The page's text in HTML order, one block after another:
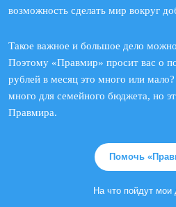
возможность сделать мир вокруг
Такое важное и большое дело можно
Поэтому «Правмир» просит вас о
рублей в месяц это много или
много для семейного бюджета, но
Правмира.
Помочь
На что пойдут мои